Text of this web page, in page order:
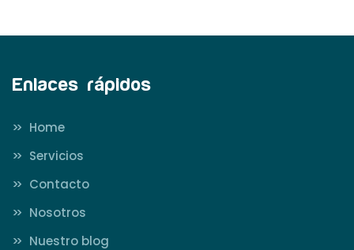
Enlaces rápidos
>>
Home
>>
Servicios
>>
Contacto
>>
Nosotros
>>
Nuestro blog